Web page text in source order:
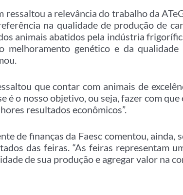
ressaltou a relevância do trabalho da
na qualidade de produção de
animais abatidos pela indústria
melhoramento genético e da
que contar com animais de
é o nosso objetivo, ou seja, fazer com
resultados econômicos”.
de finanças da Faesc comentou, ainda,
das feiras. “As feiras representam
de sua produção e agregar valor na